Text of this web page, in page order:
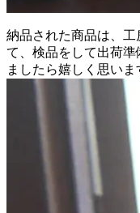
納品された商品は、
て、検品をして出荷
ましたら嬉しく思いま